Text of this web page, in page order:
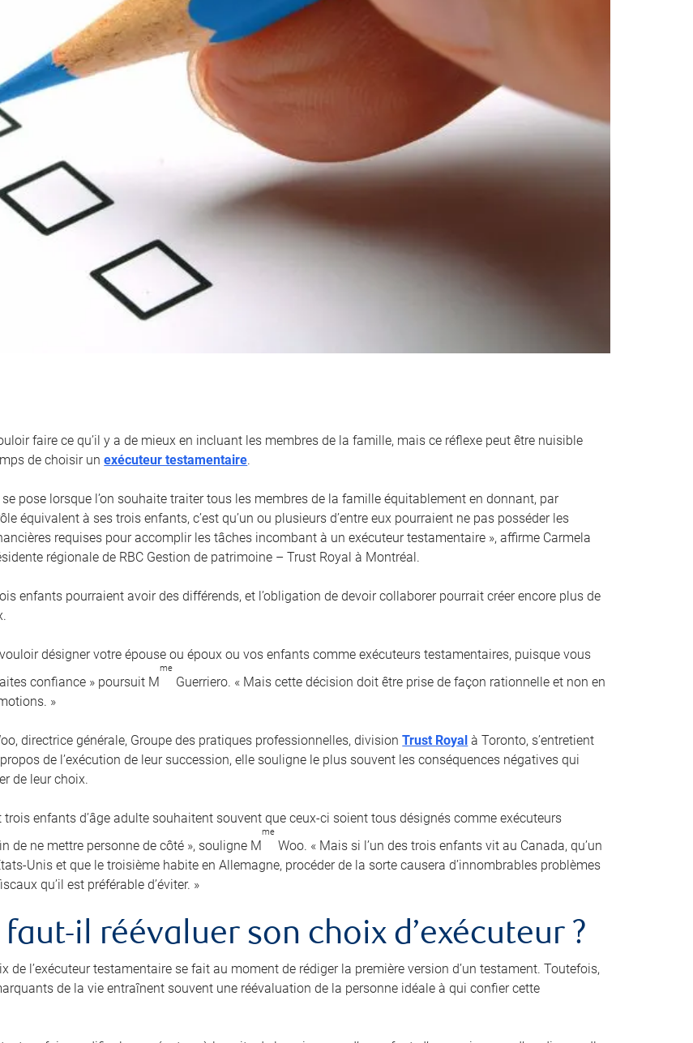
faire ce qu’il y a de mieux en incluant les membres de la famille, mais ce réflexe peut être nuisible
de choisir unexécuteur testamentaire.
se pose lorsque l’on souhaite traiter tous les membres de la famille équitablement en donnant, par
équivalent à ses trois enfants, c’est qu’un ou plusieurs d’entre eux pourraient ne pas posséder les
requises pour accomplir les tâches incombant à un exécuteur testamentaire », affirme Carmela
régionale de RBC Gestion de patrimoine – Trust Royal à Montréal.
enfants pourraient avoir des différends, et l’obligation de devoir collaborer pourrait créer encore plus de
désigner votre épouse ou époux ou vos enfants comme exécuteurs testamentaires, puisque vous
confiance » poursuit M
me
Guerriero. « Mais cette décision doit être prise de façon rationnelle et non en
»
directrice générale, Groupe des pratiques professionnelles, divisionTrust Royal à Toronto, s’entretient
de l’exécution de leur succession, elle souligne le plus souvent les conséquences négatives qui
de leur choix.
trois enfants d’âge adulte souhaitent souvent que ceux-ci soient tous désignés comme exécuteurs
de ne mettre personne de côté », souligne M
me
Woo. « Mais si l’un des trois enfants vit au Canada, qu’un
Unis et que le troisième habite en Allemagne, procéder de la sorte causera d’innombrables problèmes
qu’il est préférable d’éviter. »
il réévaluer son choix d’exécuteur ?
de l’exécuteur testamentaire se fait au moment de rédiger la première version d’un testament. Toutefois,
de la vie entraînent souvent une réévaluation de la personne idéale à qui confier cette